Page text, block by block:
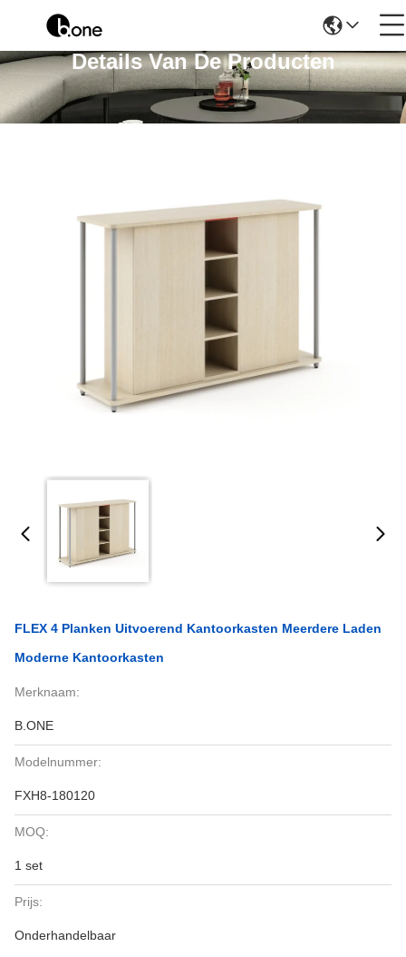
Details Van De Producten
FLEX 4 Planken Uitvoerend Kantoorkasten Meerdere Laden
Moderne Kantoorkasten
Merknaam:
B.ONE
Modelnummer:
FXH8-180120
MOQ:
1 set
Prijs:
Onderhandelbaar